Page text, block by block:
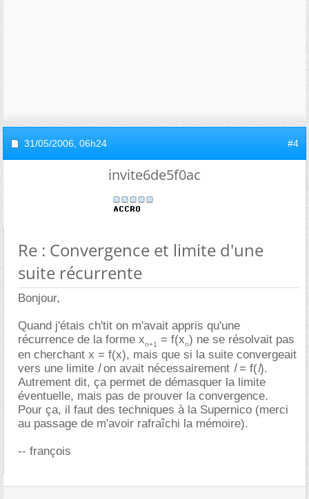
31/05/2006, 06h24 #4
invite6de5f0ac
Re : Convergence et limite d'une
suite récurrente
Bonjour,
Quand j'étais ch'tit on m'avait appris qu'une
récurrence de la forme xn+1 = f(xn) ne se résolvait pas
en cherchant x = f(x), mais que si la suite convergeait
vers une limite lon avait nécessairement l= f(l).
Autrement dit, ça permet de démasquer la limite
éventuelle, mais pas de prouver la convergence.
Pour ça, il faut des techniques à la Supernico (merci
au passage de m'avoir rafraîchi la mémoire).
-- françois